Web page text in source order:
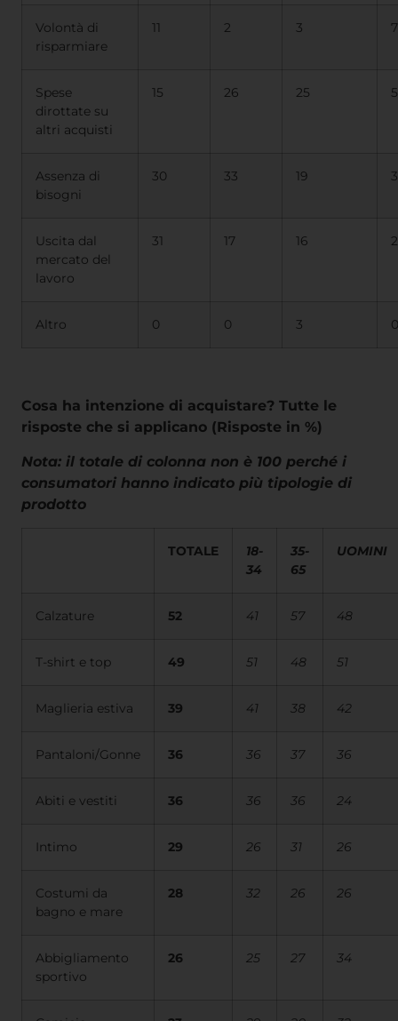
Volontà di
risparmiare
11 2 3 7
Spese
dirottate su
altri acquisti
15 26 25 5
Assenza di
bisogni
30 33 19
Uscita dal
mercato del
lavoro
31 17 16
Altro 0 0 3 0
Cosa ha intenzione di acquistare? Tutte le
risposte che si applicano (Risposte in %)
Nota: il totale di colonna non è 100 perché i
consumatori hanno indicato più tipologie di
prodotto
TOTALE
18-
34
35-
65
UOMINI
Calzature 52 41 57 48
T-shirt e top 49 51 48 51
Maglieria estiva 39 41 38 42
Pantaloni/Gonne 36 36 37 36
Abiti e vestiti 36 36 36 24
Intimo 29 26 31 26
Costumi da
bagno e mare
28 32 26 26
Abbigliamento
sportivo
26 25 27 34